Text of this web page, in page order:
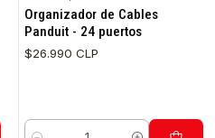
Organizador de Cables
Panduit - 24 puertos
$26.990 CLP